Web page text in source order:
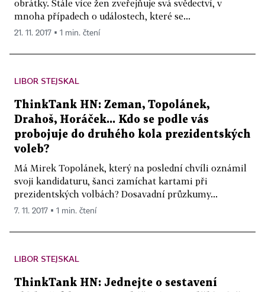
obrátky. Stále více žen zveřejňuje svá svědectví, v
mnoha případech o událostech, které se...
21. 11. 2017 ▪ 1 min. čtení
LIBOR STEJSKAL
ThinkTank HN: Zeman, Topolánek,
Drahoš, Horáček... Kdo se podle vás
probojuje do druhého kola prezidentských
voleb?
Má Mirek Topolánek, který na poslední chvíli oznámil
svoji kandidaturu, šanci zamíchat kartami při
prezidentských volbách? Dosavadní průzkumy...
7. 11. 2017 ▪ 1 min. čtení
LIBOR STEJSKAL
ThinkTank HN: Jednejte o sestavení